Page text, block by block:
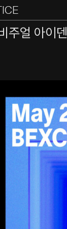
Editorial
얼 아이